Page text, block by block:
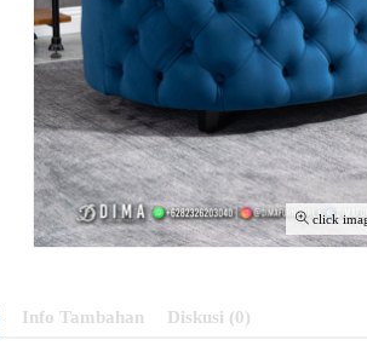
click
Info Tambahan Diskusi (0)